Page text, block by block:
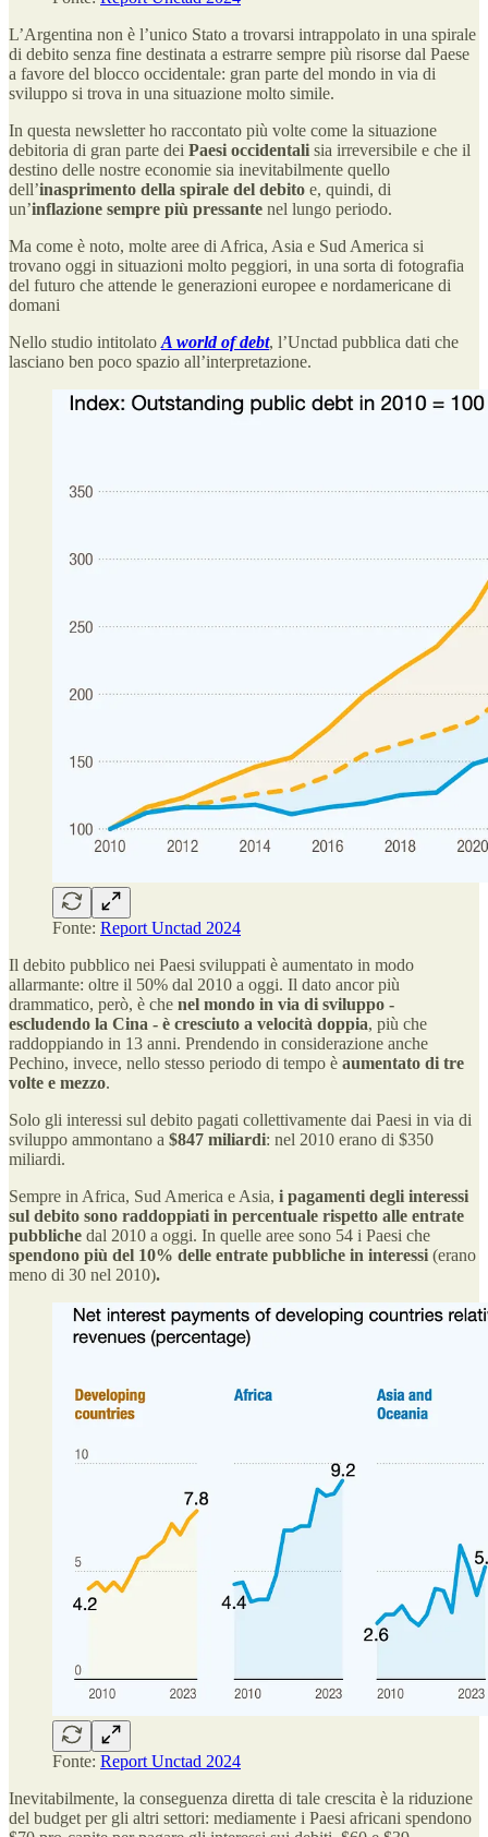
L’Argentina non è l’unico Stato a trovarsi intrappolato in una spirale
di debito senza fine destinata a estrarre sempre più risorse dal Paese
a favore del blocco occidentale: gran parte del mondo in via di
sviluppo si trova in una situazione molto simile.
In questa newsletter ho raccontato più volte come la situazione
debitoria di gran parte dei Paesi occidentali sia irreversibile e che il
destino delle nostre economie sia inevitabilmente quello
dell’inasprimento della spirale del debito e, quindi, di
un’inflazione sempre più pressante nel lungo periodo.
Ma come è noto, molte aree di Africa, Asia e Sud America si
trovano oggi in situazioni molto peggiori, in una sorta di fotografia
del futuro che attende le generazioni europee e nordamericane di
domani
Nello studio intitolato A world of debt, l’Unctad pubblica dati che
lasciano ben poco spazio all’interpretazione.
Fonte: Report Unctad 2024
Il debito pubblico nei Paesi sviluppati è aumentato in modo
allarmante: oltre il 50% dal 2010 a oggi. Il dato ancor più
drammatico, però, è che nel mondo in via di sviluppo -
escludendo la Cina - è cresciuto a velocità doppia, più che
raddoppiando in 13 anni. Prendendo in considerazione anche
Pechino, invece, nello stesso periodo di tempo è aumentato di tre
volte e mezzo.
Solo gli interessi sul debito pagati collettivamente dai Paesi in via di
sviluppo ammontano a $847 miliardi: nel 2010 erano di $350
miliardi.
Sempre in Africa, Sud America e Asia, i pagamenti degli interessi
sul debito sono raddoppiati in percentuale rispetto alle entrate
pubbliche dal 2010 a oggi. In quelle aree sono 54 i Paesi che
spendono più del 10% delle entrate pubbliche in interessi (erano
meno di 30 nel 2010).
Fonte: Report Unctad 2024
Inevitabilmente, la conseguenza diretta di tale crescita è la riduzione
del budget per gli altri settori: mediamente i Paesi africani spendono